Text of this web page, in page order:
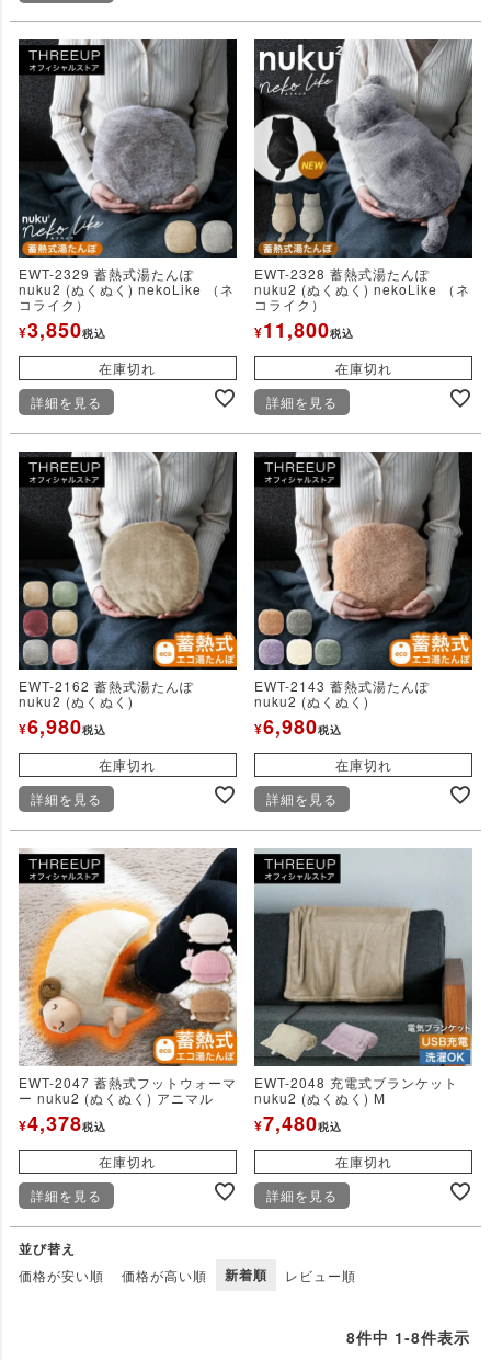
EWT-2329 蓄熱式湯たんぽ
nuku2 (ぬくぬく) nekoLike （ネ
コライク）
¥3,850税込
在庫切れ
詳細を見る
EWT-2328 蓄熱式湯たんぽ
nuku2 (ぬくぬく) nekoLike （ネ
コライク）
¥11,800税込
在庫切れ
詳細を見る
EWT-2162 蓄熱式湯たんぽ
nuku2 (ぬくぬく)
¥6,980税込
在庫切れ
詳細を見る
EWT-2143 蓄熱式湯たんぽ
nuku2 (ぬくぬく)
¥6,980税込
在庫切れ
詳細を見る
EWT-2047 蓄熱式フットウォーマ
ー nuku2 (ぬくぬく) アニマル
¥4,378税込
在庫切れ
詳細を見る
EWT-2048 充電式ブランケット
nuku2 (ぬくぬく) M
¥7,480税込
在庫切れ
詳細を見る
並び替え
価格が安い順 価格が高い順 新着順 レビュー順
8件中 1-8件表示